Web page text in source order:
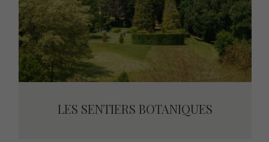
LES SENTIERS BOTANIQUES
LES SENTIERS BOTANIQUES